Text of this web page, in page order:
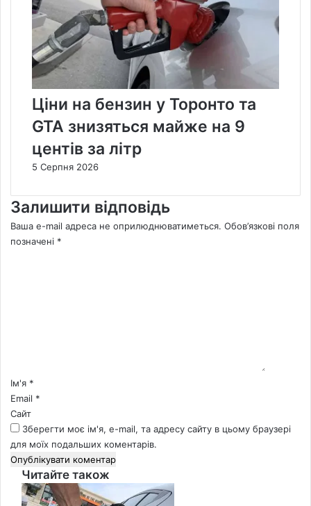
Ціни на бензин у Торонто та
GTA знизяться майже на 9
центів за літр
5 Серпня 2026
Залишити відповідь
Ваша e-mail адреса не оприлюднюватиметься. Обов’язкові поля
позначені *
*Ім'я *
Email *
Сайт
Зберегти моє ім'я, e-mail, та адресу сайту в цьому браузері
для моїх подальших коментарів.
Читайте також
Close